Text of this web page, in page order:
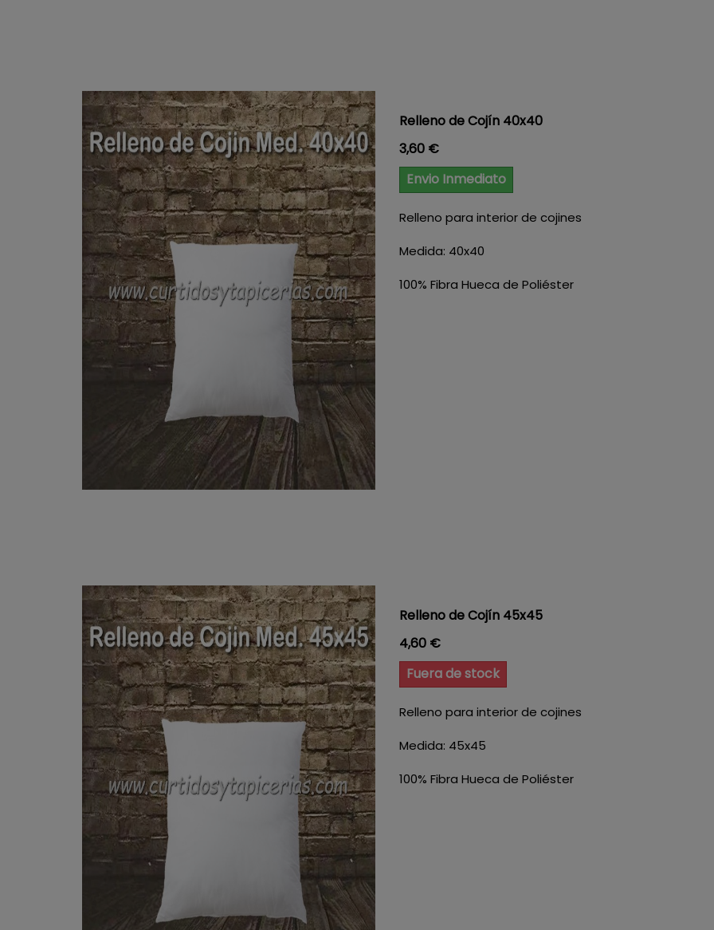
Relleno de Cojín 40x40
Precio
3,60 €
Envio Inmediato
Relleno para interior de cojines
Medida: 40x40
100% Fibra Hueca de Poliéster
Relleno de Cojín 45x45
Precio
4,60 €
Fuera de stock
Relleno para interior de cojines
Medida: 45x45
100% Fibra Hueca de Poliéster